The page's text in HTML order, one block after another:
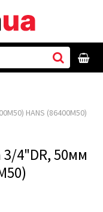
HANS (86400М50)
3/4"DR, 50мм